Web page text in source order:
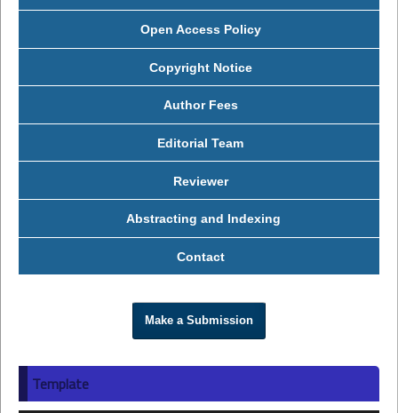
Open Access Policy
Copyright Notice
Author Fees
Editorial Team
Reviewer
Abstracting and Indexing
Contact
Make a Submission
Template